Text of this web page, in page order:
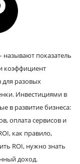
показатель
коэффициент
для разовых
Инвестициями в
в развитие бизнеса:
оплата сервисов и
как правило,
ROI, нужно знать
доход.